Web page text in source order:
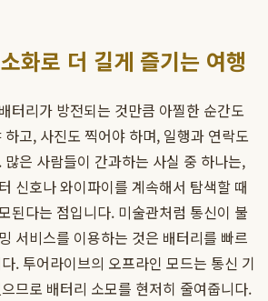
화로 더 길게 즐기는 여행
터리가 방전되는 것만큼 아찔한 순간도
고, 사진도 찍어야 하며, 일행과 연락도
은 사람들이 간과하는 사실 중 하나는,
신호나 와이파이를 계속해서 탐색할 때
된다는 점입니다. 미술관처럼 통신이 불
서비스를 이용하는 것은 배터리를 빠르
. 투어라이브의 오프라인 모드는 통신 기
므로 배터리 소모를 현저히 줄여줍니다.